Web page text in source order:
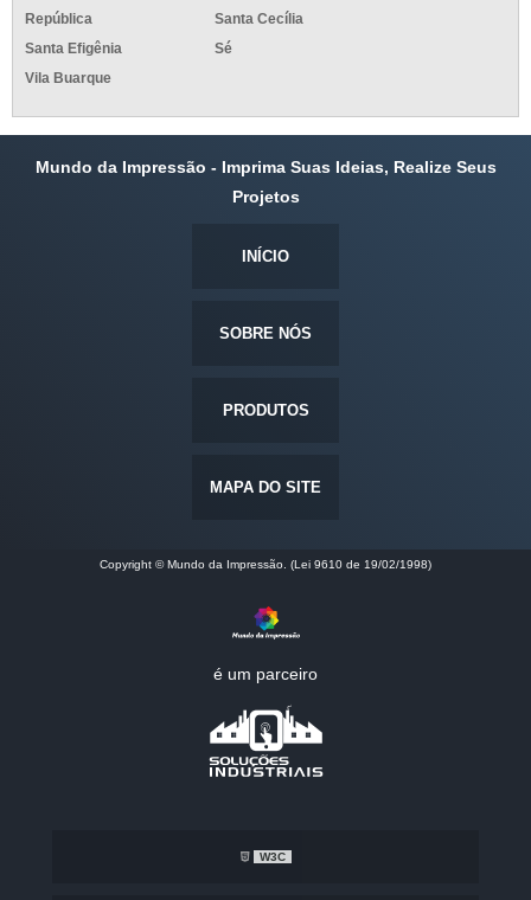
República
Santa Cecília
Santa Efigênia
Sé
Vila Buarque
Mundo da Impressão - Imprima Suas Ideias, Realize Seus
Projetos
INÍCIO
SOBRE NÓS
PRODUTOS
MAPA DO SITE
Copyright © Mundo da Impressão. (Lei 9610 de 19/02/1998)
é um parceiro
W3C